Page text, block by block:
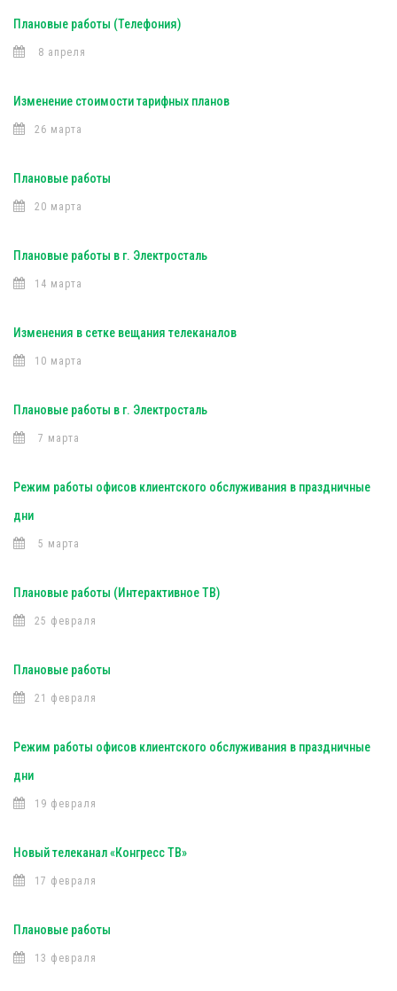
Плановые работы (Телефония)
8 апреля
Изменение стоимости тарифных планов
26 марта
Плановые работы
20 марта
Плановые работы в г. Электросталь
14 марта
Изменения в сетке вещания телеканалов
10 марта
Плановые работы в г. Электросталь
7 марта
Режим работы офисов клиентского обслуживания в праздничные
дни
5 марта
Плановые работы (Интерактивное ТВ)
25 февраля
Плановые работы
21 февраля
Режим работы офисов клиентского обслуживания в праздничные
дни
19 февраля
Новый телеканал «Конгресс ТВ»
17 февраля
Плановые работы
13 февраля